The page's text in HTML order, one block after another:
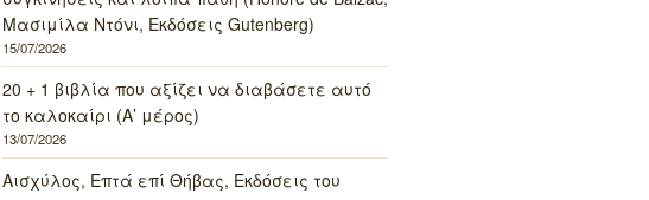
Μασιμίλα Ντόνι, Εκδόσεις Gutenberg)
15/07/2026
20 + 1 βιβλία που αξίζει να διαβάσετε αυτό
το καλοκαίρι (Α’ μέρος)
13/07/2026
Αισχύλος, Επτά επί Θήβας, Εκδόσεις του